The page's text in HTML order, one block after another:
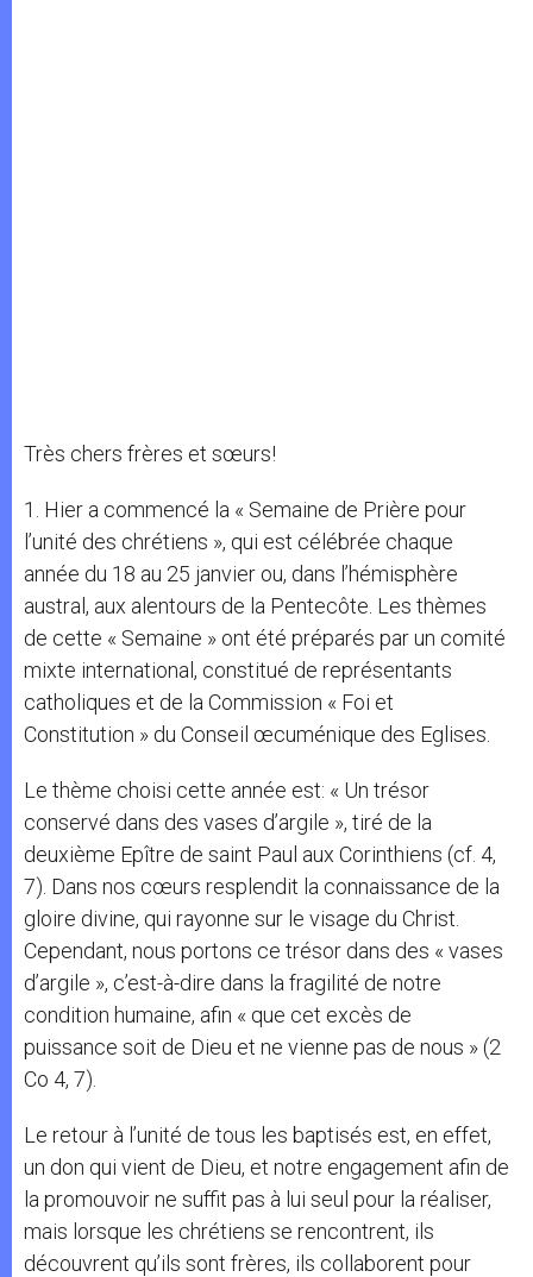
Très chers frères et sœurs!
1. Hier a commencé la « Semaine de Prière pour
l’unité des chrétiens », qui est célébrée chaque
année du 18 au 25 janvier ou, dans l’hémisphère
austral, aux alentours de la Pentecôte. Les thèmes
de cette « Semaine » ont été préparés par un comité
mixte international, constitué de représentants
catholiques et de la Commission « Foi et
Constitution » du Conseil œcuménique des Eglises.
Le thème choisi cette année est: « Un trésor
conservé dans des vases d’argile », tiré de la
deuxième Epître de saint Paul aux Corinthiens (cf. 4,
7). Dans nos cœurs resplendit la connaissance de la
gloire divine, qui rayonne sur le visage du Christ.
Cependant, nous portons ce trésor dans des « vases
d’argile », c’est-à-dire dans la fragilité de notre
condition humaine, afin « que cet excès de
puissance soit de Dieu et ne vienne pas de nous » (2
Co 4, 7).
Le retour à l’unité de tous les baptisés est, en effet,
un don qui vient de Dieu, et notre engagement afin de
la promouvoir ne suffit pas à lui seul pour la réaliser,
mais lorsque les chrétiens se rencontrent, ils
découvrent qu’ils sont frères, ils collaborent pour